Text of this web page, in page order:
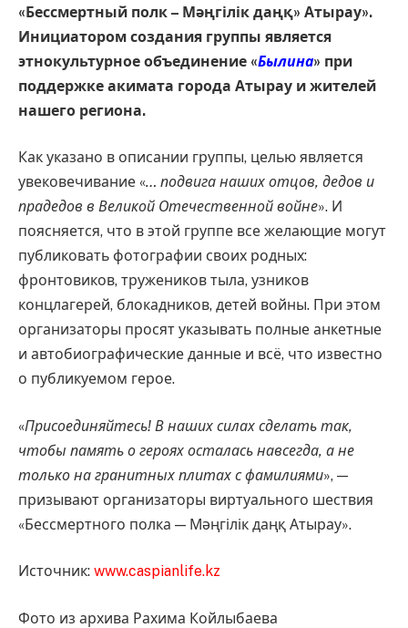
«Бессмертный полк – Мәңгілік даңқ» Атырау».
Инициатором создания группы является
этнокультурное объединение «Былина» при
поддержке акимата города Атырау и жителей
нашего региона.
Как указано в описании группы, целью является
увековечивание «… подвига наших отцов, дедов и
прадедов в Великой Отечественной войне». И
поясняется, что в этой группе все желающие могут
публиковать фотографии своих родных:
фронтовиков, тружеников тыла, узников
концлагерей, блокадников, детей войны. При этом
организаторы просят указывать полные анкетные
и автобиографические данные и всё, что известно
о публикуемом герое.
«Присоединяйтесь! В наших силах сделать так,
чтобы память о героях осталась навсегда, а не
только на гранитных плитах с фамилиями», —
призывают организаторы виртуального шествия
«Бессмертного полка — Мәңгілік даңқ Атырау».
Источник: www.caspianlife.kz
Фото из архива Рахима Койлыбаева